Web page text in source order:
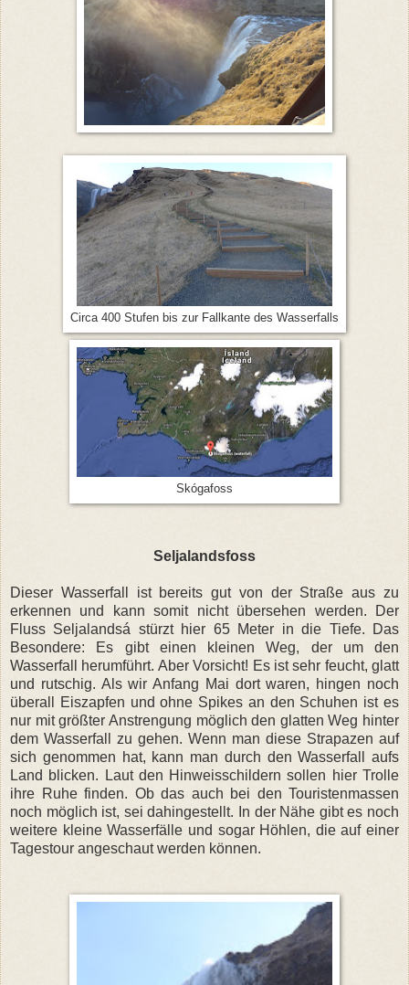
Circa 400 Stufen bis zur Fallkante des Wasserfalls
Skógafoss
Seljalandsfoss
Dieser Wasserfall ist bereits gut von der Straße aus zu
erkennen und kann somit nicht übersehen werden. Der
Fluss Seljalandsá stürzt hier 65 Meter in die Tiefe. Das
Besondere: Es gibt einen kleinen Weg, der um den
Wasserfall herumführt. Aber Vorsicht! Es ist sehr feucht, glatt
und rutschig. Als wir Anfang Mai dort waren, hingen noch
überall Eiszapfen und ohne Spikes an den Schuhen ist es
nur mit größter Anstrengung möglich den glatten Weg hinter
dem Wasserfall zu gehen. Wenn man diese Strapazen auf
sich genommen hat, kann man durch den Wasserfall aufs
Land blicken. Laut den Hinweisschildern sollen hier Trolle
ihre Ruhe finden. Ob das auch bei den Touristenmassen
noch möglich ist, sei dahingestellt. In der Nähe gibt es noch
weitere kleine Wasserfälle und sogar Höhlen, die auf einer
Tagestour angeschaut werden können.